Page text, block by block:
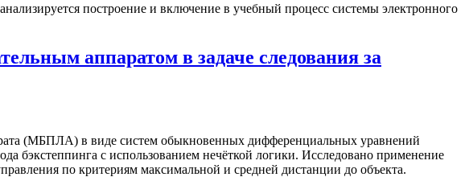
построение и включение в учебный процесс системы электронного
аппаратом в задаче следования за
(МБПЛА) в виде систем обыкновенных дифференциальных уравнений
бэкстеппинга с использованием нечёткой логики. Исследовано применение
по критериям максимальной и средней дистанции до объекта.